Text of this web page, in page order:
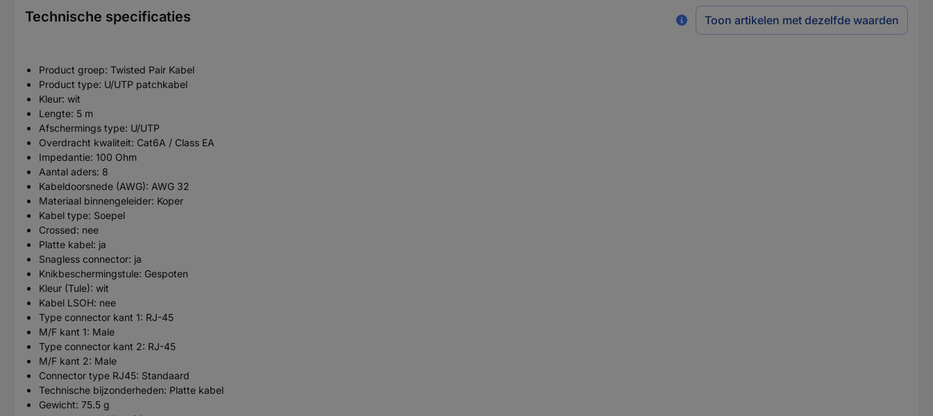
Technische specificaties Toon artikelen met dezelfde waarden
Product groep: Twisted Pair Kabel
Product type: U/UTP patchkabel
Kleur: wit
Lengte: 5 m
Afschermings type: U/UTP
Overdracht kwaliteit: Cat6A / Class EA
Impedantie: 100 Ohm
Aantal aders: 8
Kabeldoorsnede (AWG): AWG 32
Materiaal binnengeleider: Koper
Kabel type: Soepel
Crossed: nee
Platte kabel: ja
Snagless connector: ja
Knikbeschermingstule: Gespoten
Kleur (Tule): wit
Kabel LSOH: nee
Type connector kant 1: RJ-45
M/F kant 1: Male
Type connector kant 2: RJ-45
M/F kant 2: Male
Connector type RJ45: Standaard
Technische bijzonderheden: Platte kabel
Gewicht: 75.5 g